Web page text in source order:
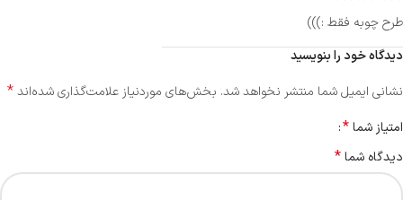
طرح چوبه فقط :)))
دیدگاه خود را بنویسید
نشانی ایمیل شما منتشر نخواهد شد. بخش‌های موردنیاز علامت‌گذاری شده‌اند*
امتیاز شما*
دیدگاه شما*